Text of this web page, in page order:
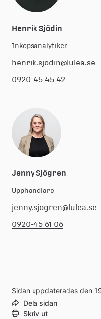
Henrik Sjödin
Inköpsanalytiker
henrik.sjodin@lulea.se
0920-45 45 42
Jenny Sjögren
Upphandlare
jenny.sjogren@lulea.se
0920-45 61 06
Sidan uppdaterades den
Dela sidan
Skriv ut